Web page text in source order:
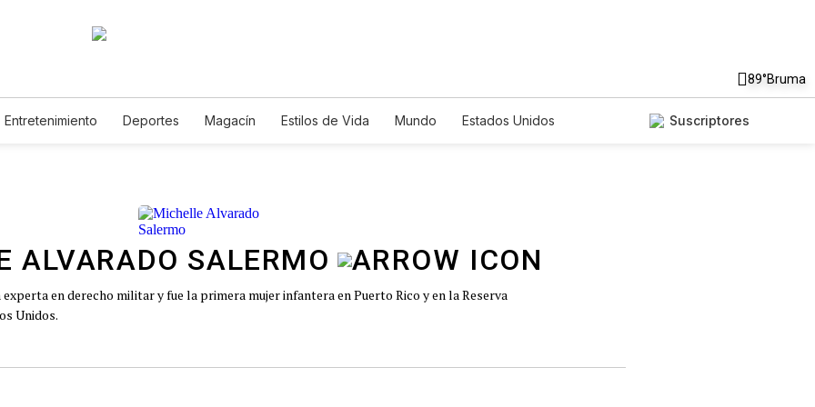
89°Bruma
Entretenimiento Deportes Magacín Estilos de Vida Mundo
Estados Unidos
Suscriptores
ALVARADO SALERMO
experta en derecho militar y fue la primera mujer infantera en Puerto Rico y en la Reserva
Unidos.